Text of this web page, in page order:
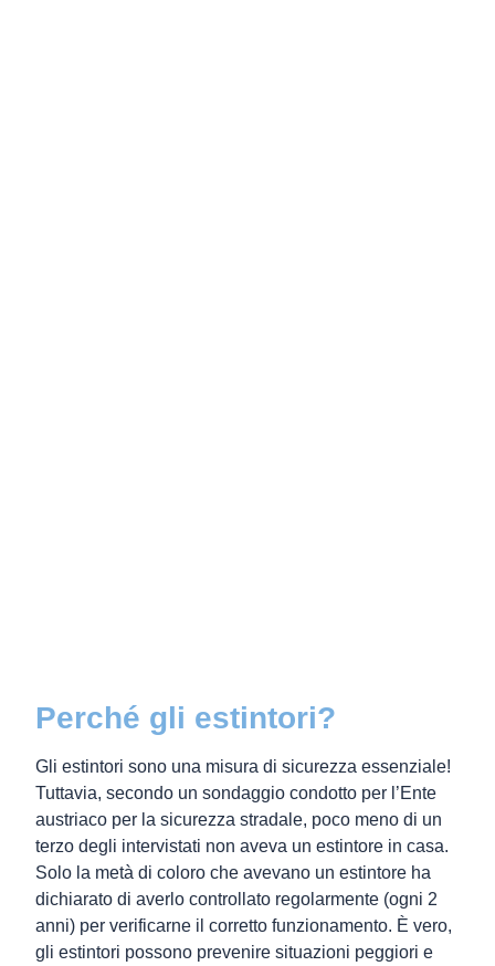
Perché gli estintori?
Gli estintori sono una misura di sicurezza essenziale!
Tuttavia, secondo un sondaggio condotto per l’Ente
austriaco per la sicurezza stradale, poco meno di un
terzo degli intervistati non aveva un estintore in casa.
Solo la metà di coloro che avevano un estintore ha
dichiarato di averlo controllato regolarmente (ogni 2
anni) per verificarne il corretto funzionamento. È vero,
gli estintori possono prevenire situazioni peggiori e